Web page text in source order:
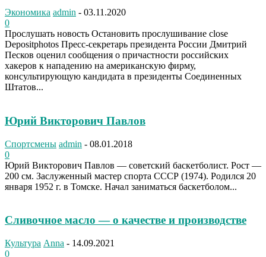
Экономика admin - 03.11.2020
0
Прослушать новость Остановить прослушивание close
Depositphotos Пресс-секретарь президента России Дмитрий
Песков оценил сообщения о причастности российских
хакеров к нападению на американскую фирму,
консультирующую кандидата в президенты Соединенных
Штатов...
Юрий Викторович Павлов
Спортсмены admin - 08.01.2018
0
Юрий Викторович Павлов — советский баскетболист. Рост —
200 см. Заслуженный мастер спорта СССР (1974). Родился 20
января 1952 г. в Томске. Начал заниматься баскетболом...
Сливочное масло — о качестве и производстве
Культура Anna - 14.09.2021
0